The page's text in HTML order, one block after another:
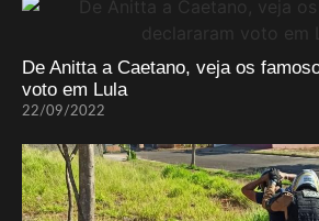
De Anitta a Caetano, veja os
voto em Lula
22/09/2022